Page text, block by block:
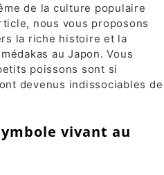
de la culture populaire
nous vous proposons
la riche histoire et la
au Japon. Vous
poissons sont si
devenus indissociables de
vivant au